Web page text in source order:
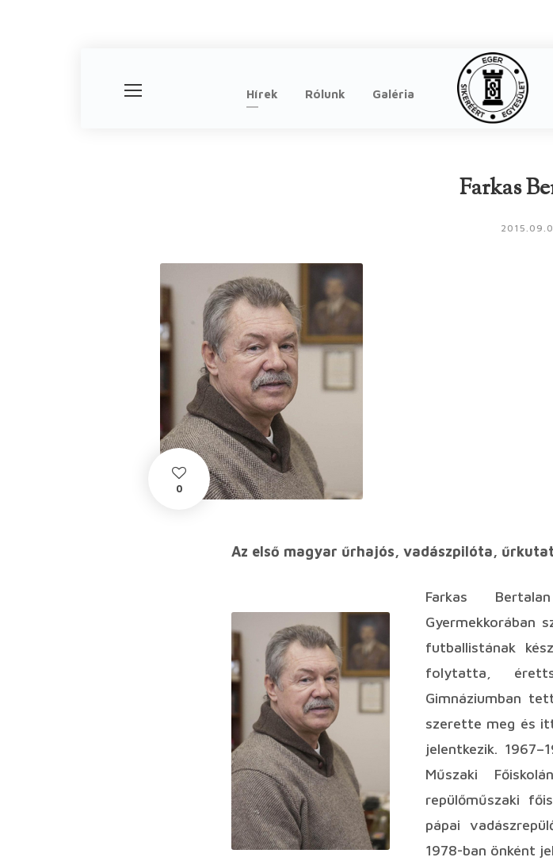
Hírek Rólunk Galéria
Farkas
0
Az első magyar űrhajós, vadászpilóta,
Farkas
Gyermekkorában
futballistának
folytatta,
Gimnáziumban
szerette meg és
jelentkezik.
Műszaki
repülőműszaki
pápai
1978-ban önként